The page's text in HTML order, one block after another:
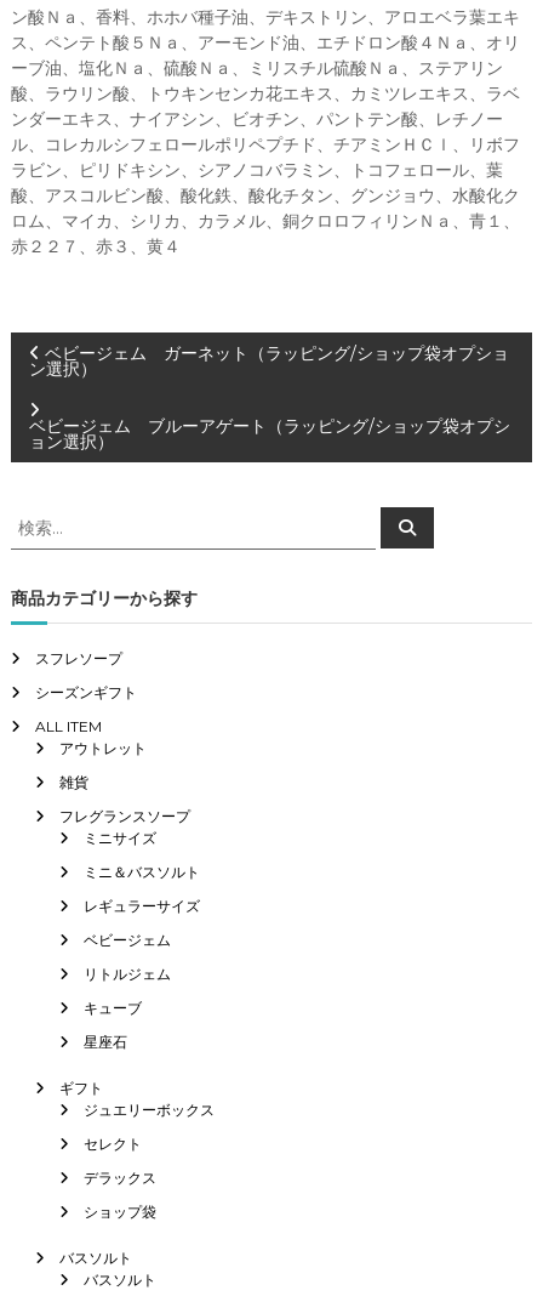
ン酸Ｎａ、香料、ホホバ種子油、デキストリン、アロエベラ葉エキ
ス、ペンテト酸５Ｎａ、アーモンド油、エチドロン酸４Ｎａ、オリ
ーブ油、塩化Ｎａ、硫酸Ｎａ、ミリスチル硫酸Ｎａ、ステアリン
酸、ラウリン酸、トウキンセンカ花エキス、カミツレエキス、ラベ
ンダーエキス、ナイアシン、ビオチン、パントテン酸、レチノー
ル、コレカルシフェロールポリペプチド、チアミンＨＣｌ、リボフ
ラビン、ピリドキシン、シアノコバラミン、トコフェロール、葉
酸、アスコルビン酸、酸化鉄、酸化チタン、グンジョウ、水酸化ク
ロム、マイカ、シリカ、カラメル、銅クロロフィリンＮａ、青１、
赤２２７、赤３、黄４
投
稿
ナ
ビ
ゲ
ー
シ
ョ
ン
ベビージェム ガーネット（ラッピング/ショップ袋オプショ
ン選択）
ベビージェム ブルーアゲート（ラッピング/ショップ袋オプシ
ョン選択）
検
索
象
:
検
索
商品カテゴリーから探す
スフレソープ
シーズンギフト
ALL ITEM
アウトレット
雑貨
フレグランスソープ
ミニサイズ
ミニ＆バスソルト
レギュラーサイズ
ベビージェム
リトルジェム
キューブ
星座石
ギフト
ジュエリーボックス
セレクト
デラックス
ショップ袋
バスソルト
バスソルト